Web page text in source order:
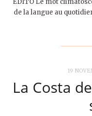
ÉDITO Le mot
de la langue au
19
La Costa